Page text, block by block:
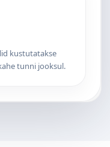
kustutatakse
tunni jooksul.